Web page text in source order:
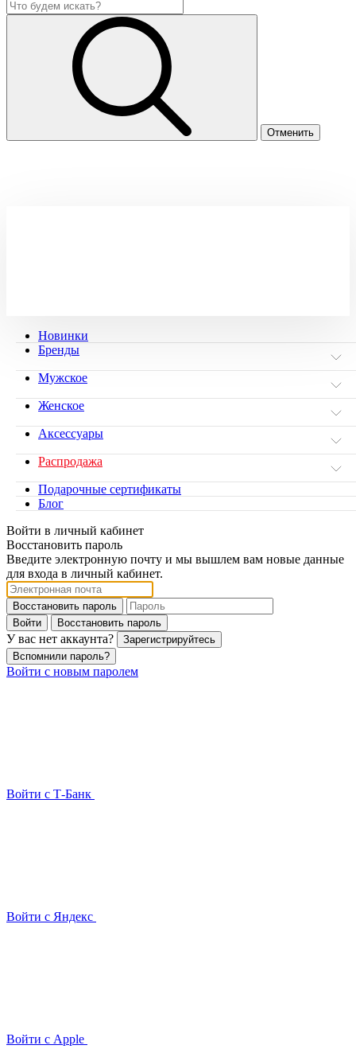
Новинки
Бренды
Мужское
Женское
Аксессуары
Распродажа
Подарочные сертификаты
Блог
Войти в личный кабинет
Восстановить пароль
Введите электронную почту и мы вышлем вам новые данные
для входа в личный кабинет.
Восстановить пароль
Войти
Восстановить пароль
У вас нет аккаунта?
Зарегистрируйтесь
Вспомнили пароль?
Войти с новым паролем
Войти с Т-Банк
Войти с Яндекс
Войти с Apple